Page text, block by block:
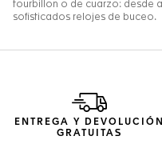
ENTREGA Y DEVOLUCIÓN
GRATUITAS